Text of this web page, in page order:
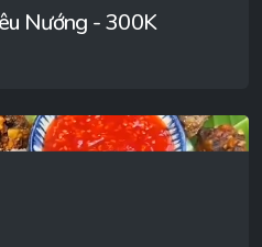
Nướng - 300K